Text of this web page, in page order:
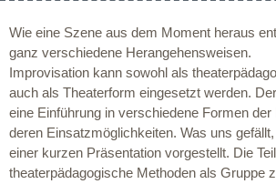
Wie eine Szene aus dem Moment heraus
ganz verschiedene Herangehensweisen.
Improvisation kann sowohl als
auch als Theaterform eingesetzt werden.
eine Einführung in verschiedene Formen
deren Einsatzmöglichkeiten. Was uns
einer kurzen Präsentation vorgestellt. Die
theaterpädagogische Methoden als Gruppe